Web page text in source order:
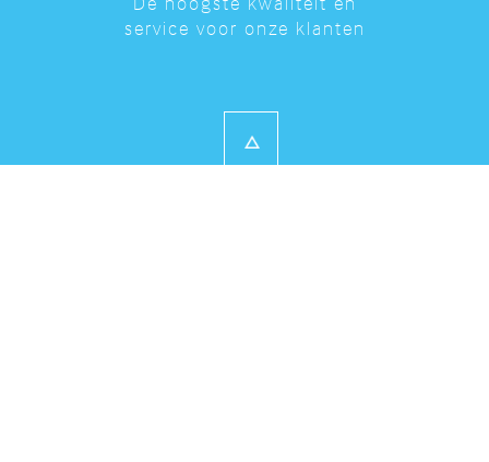
service voor onze klanten